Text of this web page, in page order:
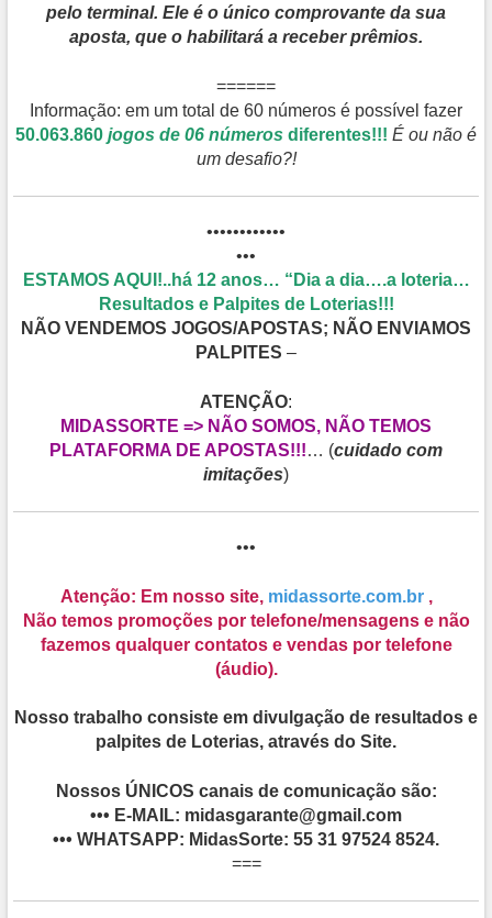
pelo terminal. Ele é o único comprovante da sua
aposta, que o habilitará a receber prêmios.
======
Informação: em um total de 60 números é possível fazer
50.063.860 jogos de 06 números diferentes!!! É ou não é
um desafio?!
••••••••••••
•••
ESTAMOS AQUI!..há 12 anos… “Dia a dia….a loteria…
Resultados e Palpites de Loterias!!!
NÃO VENDEMOS JOGOS/APOSTAS; NÃO ENVIAMOS
PALPITES –
ATENÇÃO:
MIDASSORTE => NÃO SOMOS, NÃO TEMOS
PLATAFORMA DE APOSTAS!!!… (cuidado com
imitações)
•••
Atenção: Em nosso site, midassorte.com.br,
Não temos promoções por telefone/mensagens e não
fazemos qualquer contatos e vendas por telefone
(áudio).
Nosso trabalho consiste em divulgação de resultados e
palpites de Loterias, através do Site.
Nossos ÚNICOS canais de comunicação são:
••• E-MAIL: midasgarante@gmail.com
••• WHATSAPP: MidasSorte: 55 31 97524 8524.
===